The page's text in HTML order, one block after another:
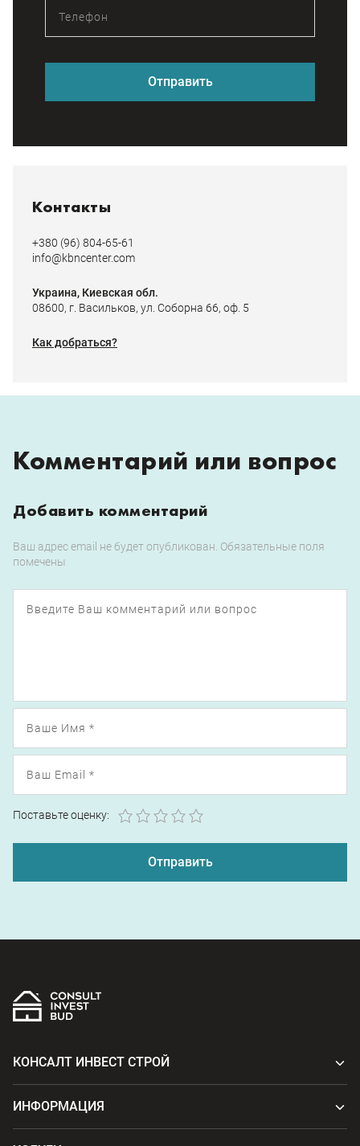
Отправить
Контакты
+380 (96) 804-65-61
info@kbncenter.com
Украина, Киевская обл.
08600, г. Васильков, ул. Соборна 66, оф. 5
Как добраться?
Комментарий или вопрос
Добавить комментарий
Ваш адрес email не будет опубликован. Обязательные поля
помечены
Поставьте оценку: 5
4
3
2
КОНСАЛТ ИНВЕСТ СТРОЙ
ИНФОРМАЦИЯ